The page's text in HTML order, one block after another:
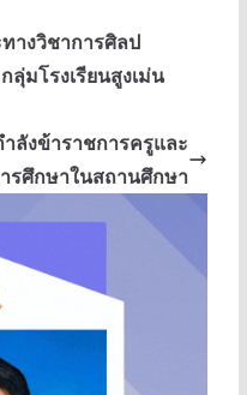
างวิชาการศิลป
ลุ่มโรงเรียนสูงเม่น
ลังข้าราชการครูและ
รศึกษาในสถานศึกษา